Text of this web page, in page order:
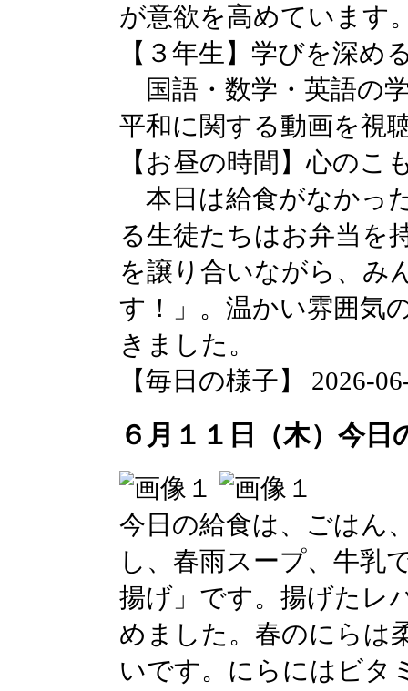
が意欲を高めています
【３年生】学びを深め
国語・数学・英語の
平和に関する動画を視
【お昼の時間】心のこ
本日は給食がなかっ
る生徒たちはお弁当を
を譲り合いながら、み
す！」。温かい雰囲気
きました。
【毎日の様子】 2026-
６月１１日（木）今日
今日の給食は、ごはん
し、春雨スープ、牛乳
揚げ」です。揚げたレ
めました。春のにらは
いです。にらにはビタ